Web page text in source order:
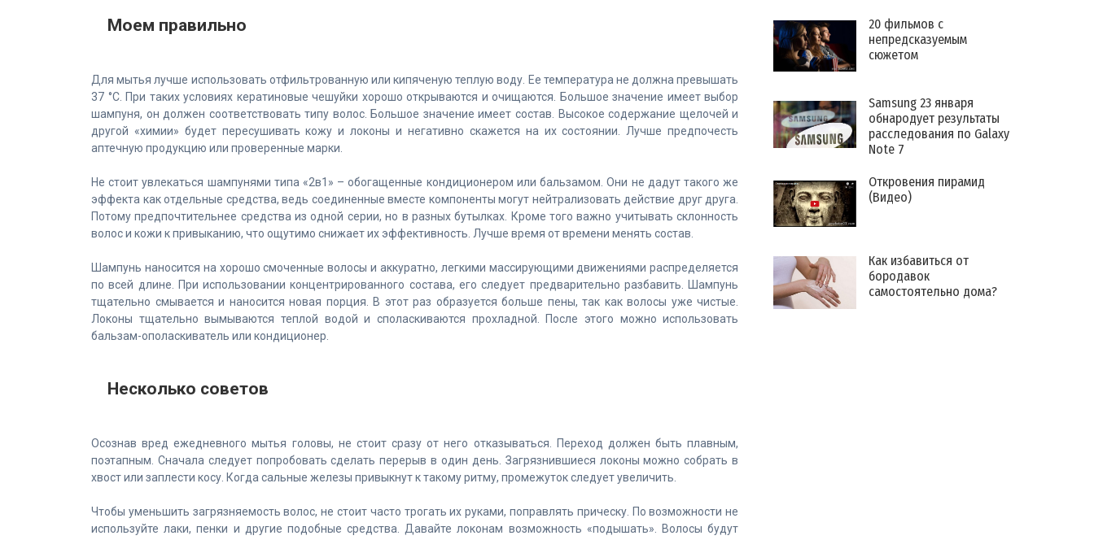
Моем правильно
Для мытья лучше использовать отфильтрованную или кипяченую теплую воду. Ее температура не должна превышать
37 °С. При таких условиях кератиновые чешуйки хорошо открываются и очищаются. Большое значение имеет выбор
шампуня, он должен соответствовать типу волос. Большое значение имеет состав. Высокое содержание щелочей и
другой «химии» будет пересушивать кожу и локоны и негативно скажется на их состоянии. Лучше предпочесть
аптечную продукцию или проверенные марки.
Не стоит увлекаться шампунями типа «2в1» – обогащенные кондиционером или бальзамом. Они не дадут такого же
эффекта как отдельные средства, ведь соединенные вместе компоненты могут нейтрализовать действие друг друга.
Потому предпочтительнее средства из одной серии, но в разных бутылках. Кроме того важно учитывать склонность
волос и кожи к привыканию, что ощутимо снижает их эффективность. Лучше время от времени менять состав.
Шампунь наносится на хорошо смоченные волосы и аккуратно, легкими массирующими движениями распределяется
по всей длине. При использовании концентрированного состава, его следует предварительно разбавить. Шампунь
тщательно смывается и наносится новая порция. В этот раз образуется больше пены, так как волосы уже чистые.
Локоны тщательно вымываются теплой водой и споласкиваются прохладной. После этого можно использовать
бальзам-ополаскиватель или кондиционер.
Несколько советов
Осознав вред ежедневного мытья головы, не стоит сразу от него отказываться. Переход должен быть плавным,
поэтапным. Сначала следует попробовать сделать перерыв в один день. Загрязнившиеся локоны можно собрать в
хвост или заплести косу. Когда сальные железы привыкнут к такому ритму, промежуток следует увеличить.
Чтобы уменьшить загрязняемость волос, не стоит часто трогать их руками, поправлять прическу. По возможности не
используйте лаки, пенки и другие подобные средства. Давайте локонам возможность «подышать». Волосы будут
20 фильмов с
непредсказуемым
сюжетом
Samsung 23 января
обнародует результаты
расследования по Galaxy
Note 7
Откровения пирамид
(Видео)
Как избавиться от
бородавок
самостоятельно дома?